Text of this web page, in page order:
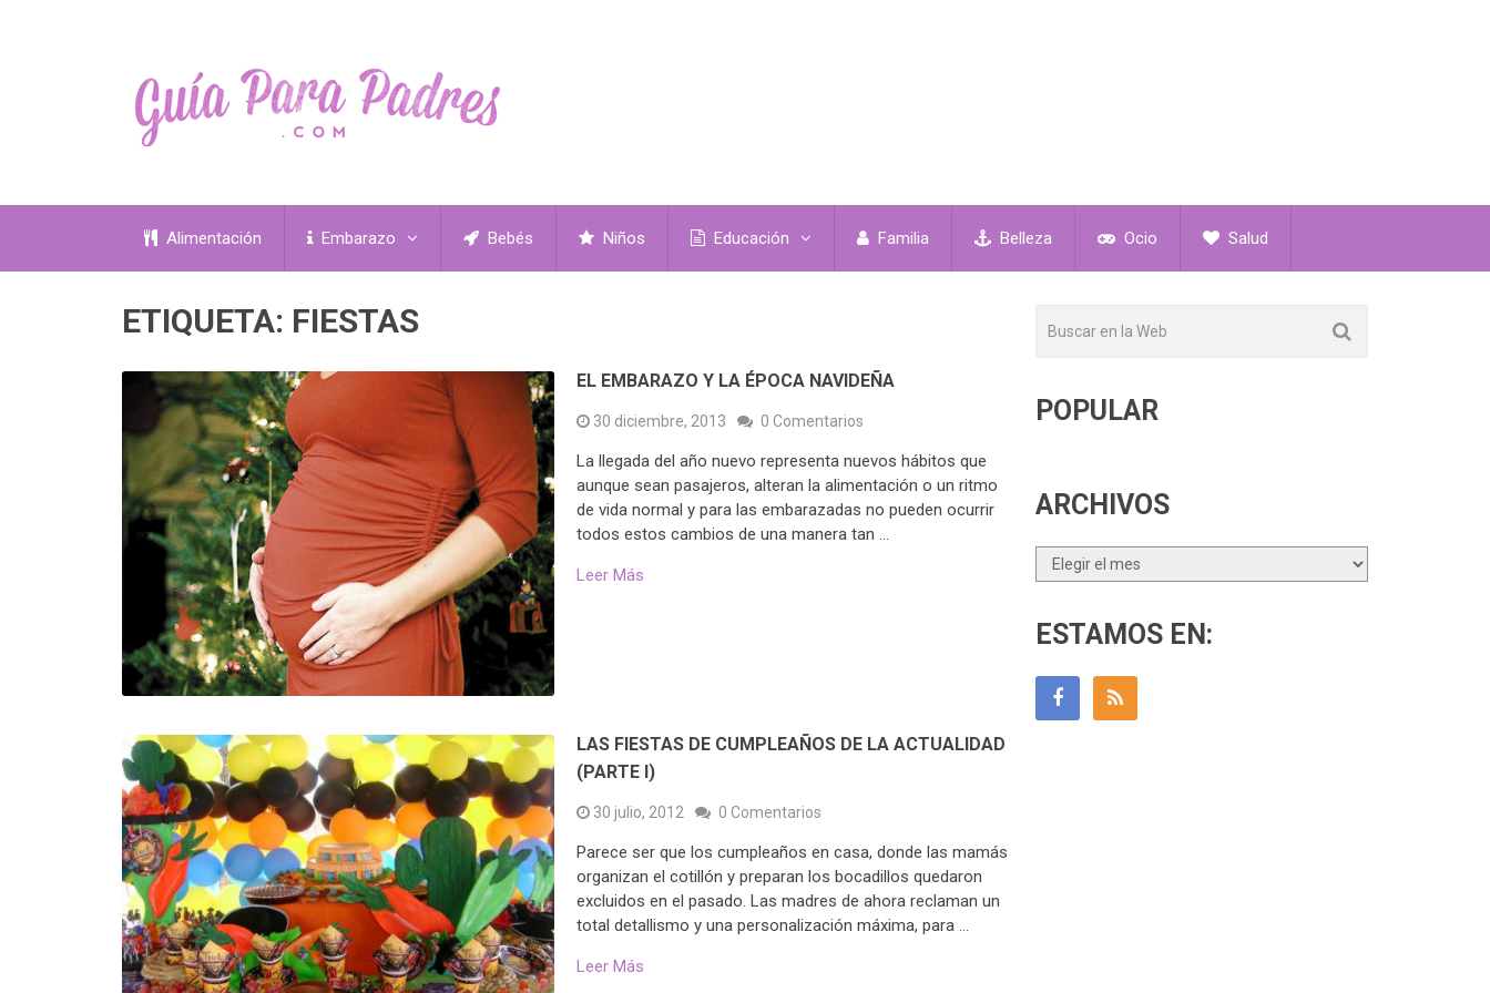
Alimentación Embarazo Bebés Niños Educación Familia Belleza Ocio Salud
ETIQUETA: FIESTAS
EL EMBARAZO Y LA ÉPOCA NAVIDEÑA
30 diciembre, 2013 0 Comentarios
La llegada del año nuevo representa nuevos hábitos que
aunque sean pasajeros, alteran la alimentación o un ritmo
de vida normal y para las embarazadas no pueden ocurrir
todos estos cambios de una manera tan …
Leer Más
LAS FIESTAS DE CUMPLEAÑOS DE LA ACTUALIDAD
(PARTE I)
30 julio, 2012 0 Comentarios
Parece ser que los cumpleaños en casa, donde las mamás
organizan el cotillón y preparan los bocadillos quedaron
excluidos en el pasado. Las madres de ahora reclaman un
total detallismo y una personalización máxima, para …
Leer Más
POPULAR
ARCHIVOS
Archivos
ESTAMOS EN: